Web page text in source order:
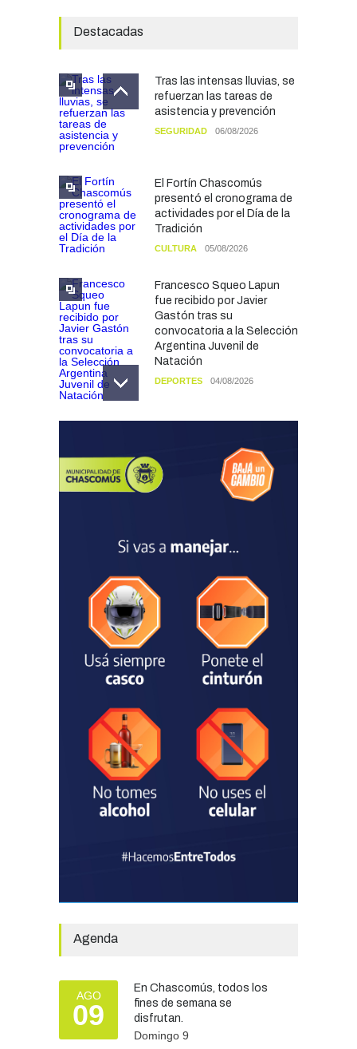
Destacadas
Tras las intensas lluvias, se
refuerzan las tareas de
asistencia y prevención
SEGURIDAD 06/08/2026
El Fortín Chascomús
presentó el cronograma de
actividades por el Día de la
Tradición
CULTURA 05/08/2026
Francesco Squeo Lapun
fue recibido por Javier
Gastón tras su
convocatoria a la Selección
Argentina Juvenil de
Natación
DEPORTES 04/08/2026
dejaron una mejora en la
ocupación turística, aunque
el sector mantiene la
preocupación por la crisis
Chascomús incorporó una
estación
hidrometeorológica para
fortalecer el monitoreo y la
prevención ante eventos
climáticos
SEGURIDAD 31/07/2026
La Escuela Normal tendrá
calefacción para el reinicio
de las clases tras una obra
de emergencia financiada
por la Municipalidad
30/07/2026
Silvina Lantaño: “Estar
preparados e informados
nos protege a todos”
SEGURIDAD
Agenda
AGO
09
En Chascomús, todos los
fines de semana se
disfrutan.
Domingo 9